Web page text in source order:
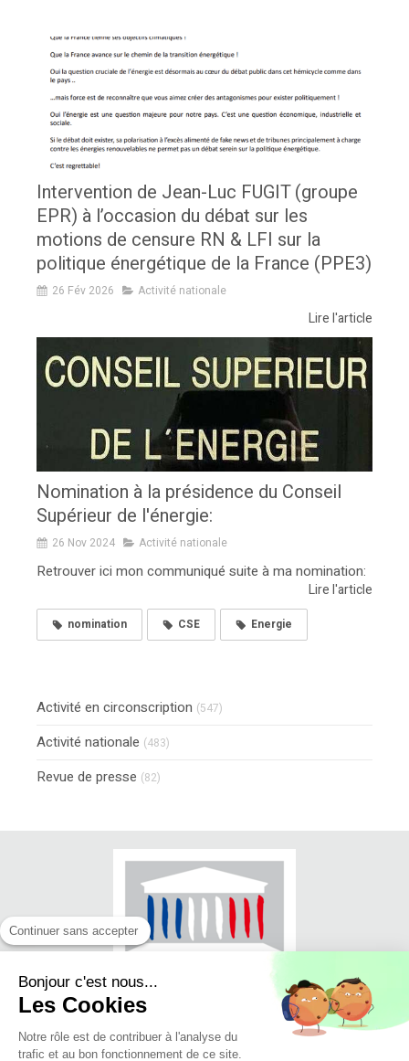
Intervention de Jean-Luc FUGIT (groupe
EPR) à l’occasion du débat sur les
motions de censure RN & LFI sur la
politique énergétique de la France (PPE3)
26 Fév 2026 Activité nationale
Lire l'article
Nomination à la présidence du Conseil
Supérieur de l'énergie:
26 Nov 2024 Activité nationale
Retrouver ici mon communiqué suite à ma nomination:
Lire l'article
nomination CSE Energie
Activité en circonscription (547)
Activité nationale (483)
Revue de presse (82)
Continuer sans accepter
Bonjour c'est nous...
Les Cookies
Notre rôle est de contribuer à l'analyse du
trafic et au bon fonctionnement de ce site.